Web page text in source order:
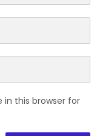
in this browser for